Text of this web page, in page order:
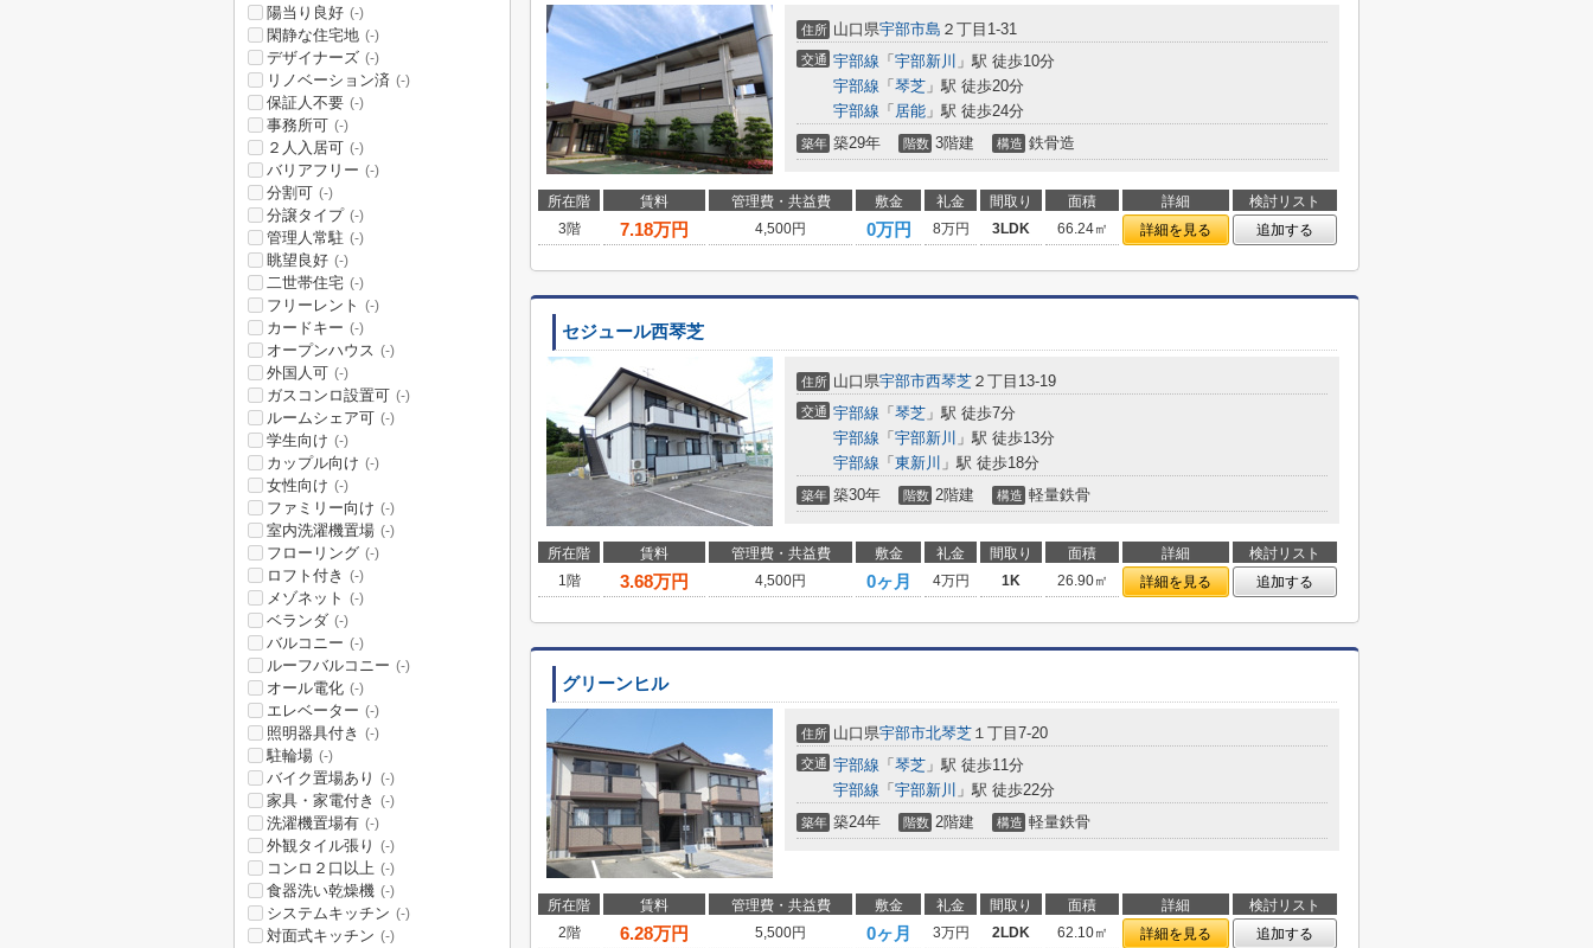
住所 山口県宇部市島 ２丁目1-31
交通 宇部線 「 宇部新川 」駅 徒歩10分
宇部線 「 琴芝 」駅 徒歩20分
宇部線 「 居能 」駅 徒歩24分
築年 築29年 階数 3階建 構造 鉄骨造
所在階 賃料 管理費・共益費 敷金 礼金 間取り 面積 詳細
検討リスト
3階
7.18万円 4,500円 0万円 8万円 3LDK 66.24㎡ 詳細を見る 追加する
セジュール西琴芝
住所 山口県宇部市西琴芝 ２丁目13-19
交通 宇部線 「 琴芝 」駅 徒歩7分
宇部線 「 宇部新川 」駅 徒歩13分
宇部線 「 東新川 」駅 徒歩18分
築年 築30年 階数 2階建 構造 軽量鉄骨
所在階 賃料 管理費・共益費 敷金 礼金 間取り 面積 詳細
検討リスト
1階
3.68万円 4,500円 0ヶ月 4万円 1K 26.90㎡ 詳細を見る 追加する
グリーンヒル
住所 山口県宇部市北琴芝 １丁目7-20
交通 宇部線 「 琴芝 」駅 徒歩11分
宇部線 「 宇部新川 」駅 徒歩22分
築年 築24年 階数 2階建 構造 軽量鉄骨
所在階 賃料 管理費・共益費 敷金 礼金 間取り 面積 詳細
検討リスト
2階
6.28万円 5,500円 0ヶ月 3万円 2LDK 62.10㎡ 詳細を見る
追加する
陽当り良好 (-)
閑静な住宅地 (-)
デザイナーズ (-)
リノベーション済 (-)
保証人不要 (-)
事務所可 (-)
２人入居可 (-)
バリアフリー (-)
分割可 (-)
分譲タイプ (-)
管理人常駐 (-)
眺望良好 (-)
二世帯住宅 (-)
フリーレント (-)
カードキー (-)
オープンハウス (-)
外国人可 (-)
ガスコンロ設置可 (-)
ルームシェア可 (-)
学生向け (-)
カップル向け (-)
女性向け (-)
ファミリー向け (-)
室内洗濯機置場 (-)
フローリング (-)
ロフト付き (-)
メゾネット (-)
ベランダ (-)
バルコニー (-)
ルーフバルコニー (-)
オール電化 (-)
エレベーター (-)
照明器具付き (-)
駐輪場 (-)
バイク置場あり (-)
家具・家電付き (-)
洗濯機置場有 (-)
外観タイル張り (-)
コンロ２口以上 (-)
食器洗い乾燥機 (-)
システムキッチン (-)
対面式キッチン (-)